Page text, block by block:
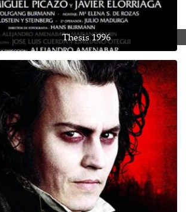
Thesis 1996